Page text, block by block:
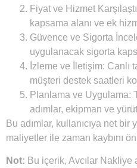
Fiyat ve Hizmet
kapsama alanı ve ek
Güvence ve Sigorta
uygulanacak sigorta
İzleme ve İletişim: Canlı
müşteri destek saatleri
Planlama ve Uygulama:
adımlar, ekipman ve
Bu adımlar, kullanıcıya net
maliyetler ile zaman kaybını
Not: Bu içerik, Avcılar Nakliye